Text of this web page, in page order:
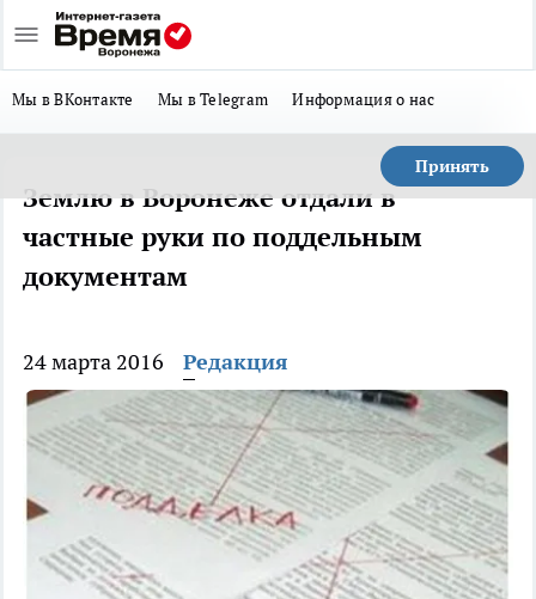
Мы в ВКонтакте Мы в Telegram Информация о нас
Принять
Землю в Воронеже отдали в
частные руки по поддельным
документам
24 марта 2016 Редакция